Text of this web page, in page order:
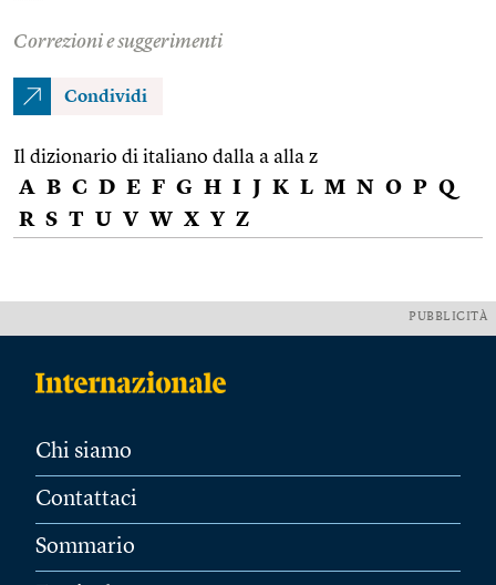
Correzioni e suggerimenti
Condividi
Il dizionario di italiano dalla a alla z
A B C D E F G H I J K L M N O P Q
R S T U V W X Y Z
PUBBLICITÀ
Chi siamo
Contattaci
Sommario